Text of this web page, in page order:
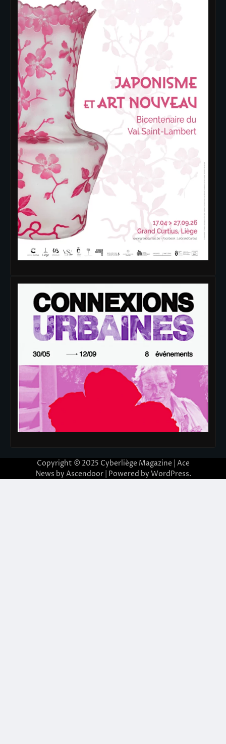
Copyright © 2025 Cyberliège Magazine | Ace
News by Ascendoor| Powered by WordPress.